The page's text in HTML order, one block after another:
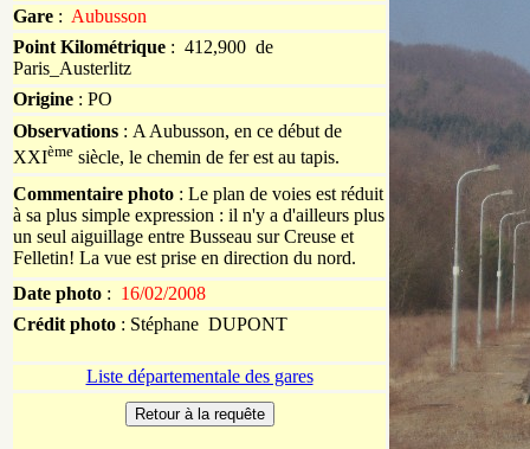
Gare : Aubusson
Point Kilométrique : 412,900 de
Paris_Austerlitz
Origine : PO
Observations : A Aubusson, en ce début de
XXIème siècle, le chemin de fer est au tapis.
Commentaire photo : Le plan de voies est réduit
à sa plus simple expression : il n'y a d'ailleurs plus
un seul aiguillage entre Busseau sur Creuse et
Felletin! La vue est prise en direction du nord.
Date photo : 16/02/2008
Crédit photo : Stéphane DUPONT
Liste départementale des gares